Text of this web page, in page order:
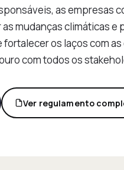
as empresas
mudanças climáticas
os laços com
com todos os
Ver regulamento